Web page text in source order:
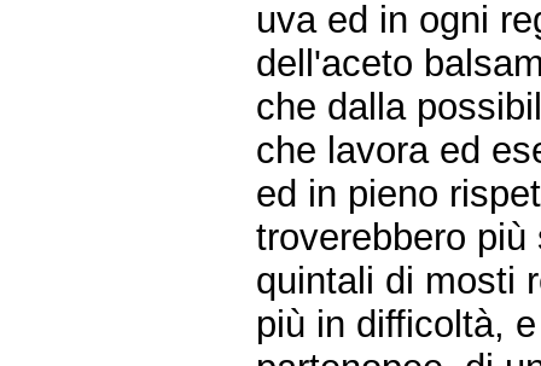
uva ed in ogni
dell'aceto
che dalla
che lavora ed
ed in pieno
troverebbero
quintali di mosti
più in difficoltà,